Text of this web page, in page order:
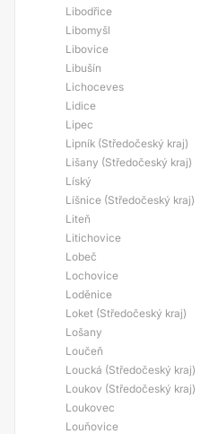
Libodřice
Libomyšl
Libovice
Libušín
Lichoceves
Lidice
Lipec
Lipník (Středočeský kraj)
Lišany (Středočeský kraj)
Líský
Líšnice (Středočeský kraj)
Liteň
Litichovice
Lobeč
Lochovice
Loděnice
Loket (Středočeský kraj)
Lošany
Loučeň
Loucká (Středočeský kraj)
Loukov (Středočeský kraj)
Loukovec
Louňovice